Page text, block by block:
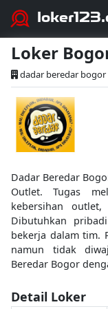
Loker
dadar beredar bogor
Dadar Beredar
Outlet. Tugas
kebersihan
Dibutuhkan
bekerja dalam tim.
namun tidak
Beredar Bogor
Detail Loker